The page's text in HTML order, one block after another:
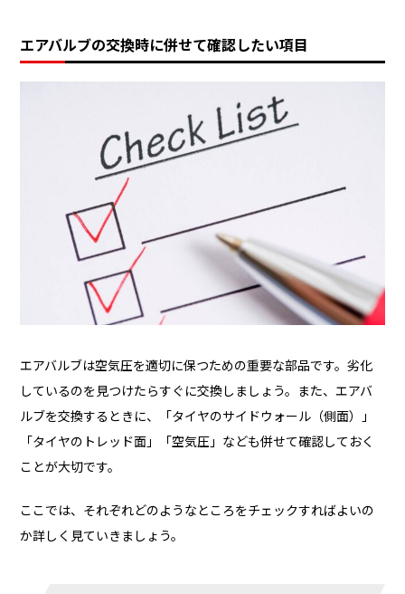
エアバルブの交換時に併せて確認したい項目
エアバルブは空気圧を適切に保つための重要な部品です。劣化
しているのを見つけたらすぐに交換しましょう。また、エアバ
ルブを交換するときに、「タイヤのサイドウォール（側面）」
「タイヤのトレッド面」「空気圧」なども併せて確認しておく
ことが大切です。
ここでは、それぞれどのようなところをチェックすればよいの
か詳しく見ていきましょう。